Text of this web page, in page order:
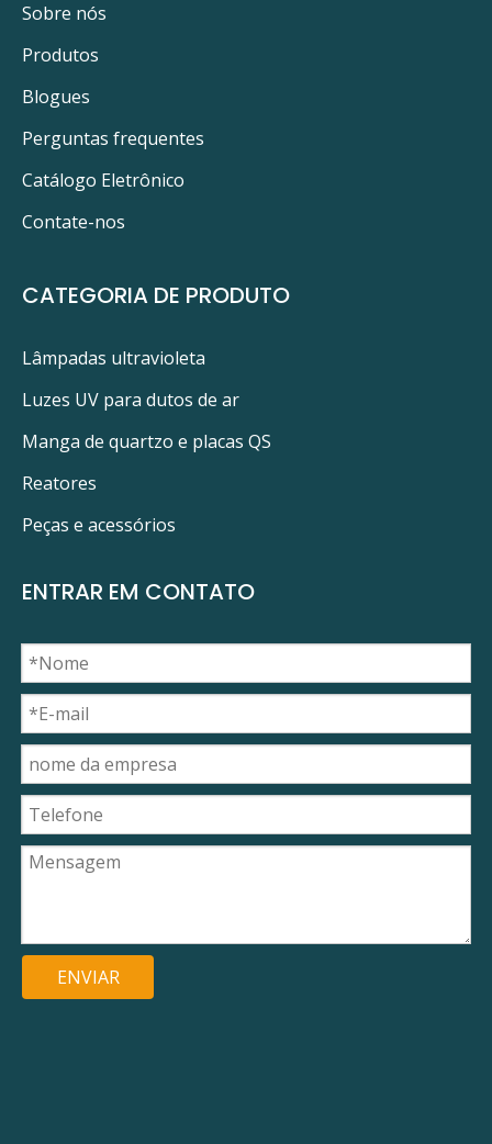
Sobre nós
Produtos
Blogues
Perguntas frequentes
Catálogo Eletrônico
Contate-nos
CATEGORIA DE PRODUTO
Lâmpadas ultravioleta
Luzes UV para dutos de ar
Manga de quartzo e placas QS
Reatores
Peças e acessórios
ENTRAR EM CONTATO
ENVIAR